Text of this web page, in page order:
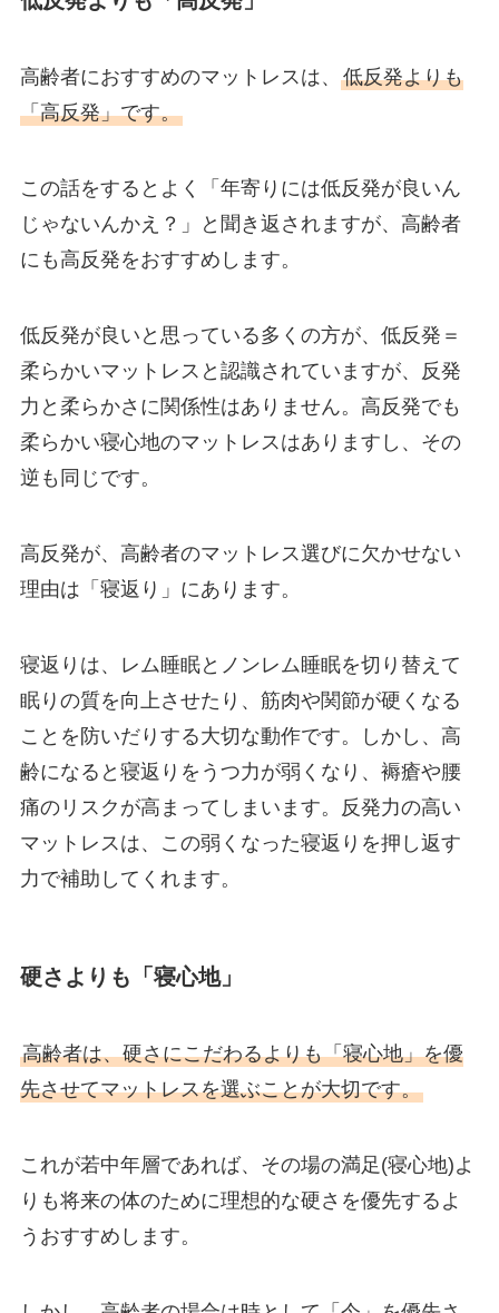
高齢者におすすめのマットレスは、 低反発よりも
「高反発」です。
この話をするとよく「年寄りには低反発が良いん
じゃないんかえ？」と聞き返されますが、高齢者
にも高反発をおすすめします。
低反発が良いと思っている多くの方が、低反発＝
柔らかいマットレスと認識されていますが、反発
力と柔らかさに関係性はありません。高反発でも
柔らかい寝心地のマットレスはありますし、その
逆も同じです。
高反発が、高齢者のマットレス選びに欠かせない
理由は「寝返り」にあります。
寝返りは、レム睡眠とノンレム睡眠を切り替えて
眠りの質を向上させたり、筋肉や関節が硬くなる
ことを防いだりする大切な動作です。しかし、高
齢になると寝返りをうつ力が弱くなり、褥瘡や腰
痛のリスクが高まってしまいます。反発力の高い
マットレスは、この弱くなった寝返りを押し返す
力で補助してくれます。
硬さよりも「寝心地」
高齢者は、硬さにこだわるよりも「寝心地」を優
先させてマットレスを選ぶことが大切です。
これが若中年層であれば、その場の満足(寝心地)よ
りも将来の体のために理想的な硬さを優先するよ
うおすすめします。